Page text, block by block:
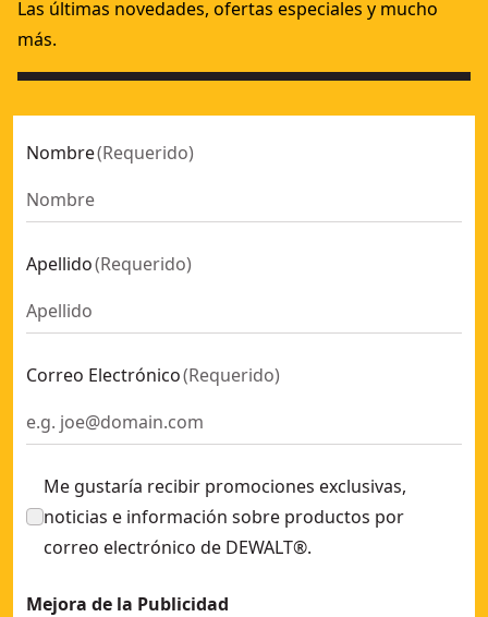
Las últimas novedades, ofertas especiales y mucho
más.
Nombre(Requerido)
Apellido(Requerido)
Correo Electrónico(Requerido)
Me gustaría recibir promociones exclusivas,
noticias e información sobre productos por
correo electrónico de DEWALT®.
Mejora de la Publicidad